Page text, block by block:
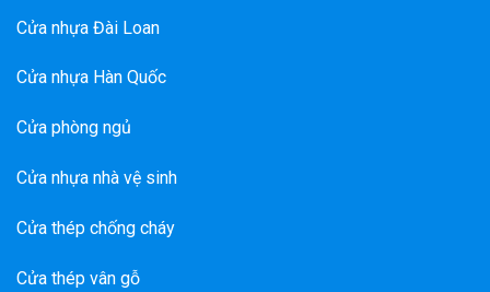
Cửa nhựa Đài Loan
Cửa nhựa Hàn Quốc
Cửa phòng ngủ
Cửa nhựa nhà vệ sinh
Cửa thép chống cháy
Cửa thép vân gỗ